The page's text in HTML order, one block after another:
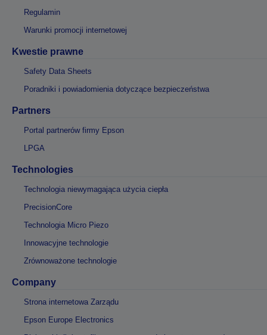
Regulamin
Warunki promocji internetowej
Kwestie prawne
Safety Data Sheets
Poradniki i powiadomienia dotyczące bezpieczeństwa
Partners
Portal partnerów firmy Epson
LPGA
Technologies
Technologia niewymagająca użycia ciepła
PrecisionCore
Technologia Micro Piezo
Innowacyjne technologie
Zrównoważone technologie
Company
Strona internetowa Zarządu
Epson Europe Electronics